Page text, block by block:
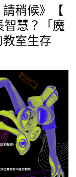
請稍候》【
慧？「魔
室生存